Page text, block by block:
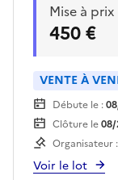
31/07/2026
plateau à la
rendez vous
d'identité.
auprès du
vente.
Mise à prix
450 €
VENTE À
Débute le :
Clôture le08/
Organisateur :
Voir le lot